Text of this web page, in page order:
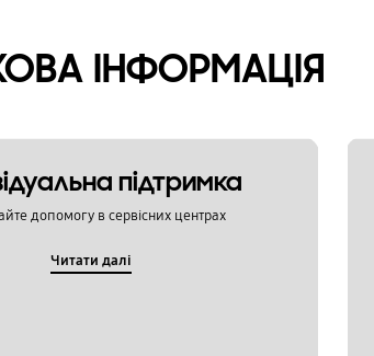
ІНФОРМАЦІЯ
підтримка
допомогу в сервісних центрах
Читати далі